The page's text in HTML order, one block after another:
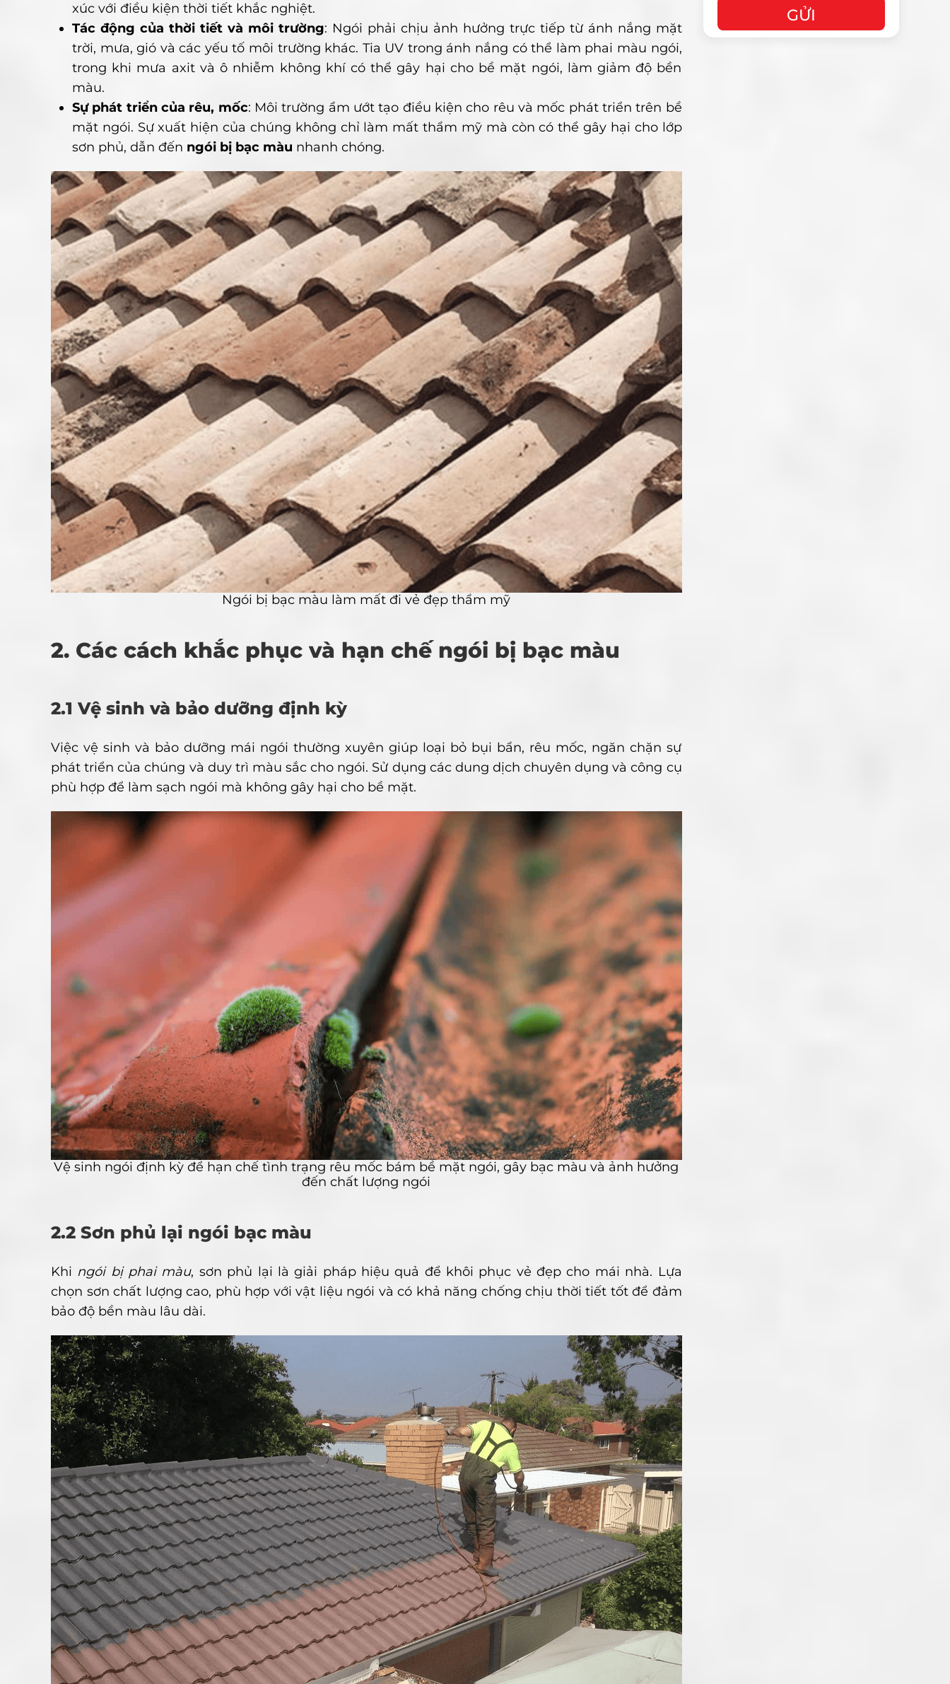
xúc với điều kiện thời tiết khắc nghiệt.
Tác động của thời tiết và môi trường: Ngói phải chịu ảnh hưởng trực tiếp từ ánh nắng mặt
trời, mưa, gió và các yếu tố môi trường khác. Tia UV trong ánh nắng có thể làm phai màu ngói,
trong khi mưa axit và ô nhiễm không khí có thể gây hại cho bề mặt ngói, làm giảm độ bền
màu.
Sự phát triển của rêu, mốc: Môi trường ẩm ướt tạo điều kiện cho rêu và mốc phát triển trên bề
mặt ngói. Sự xuất hiện của chúng không chỉ làm mất thẩm mỹ mà còn có thể gây hại cho lớp
sơn phủ, dẫn đến ngói bị bạc màu nhanh chóng.
Ngói bị bạc màu làm mất đi vẻ đẹp thẩm mỹ
2. Các cách khắc phục và hạn chế ngói bị bạc màu
2.1 Vệ sinh và bảo dưỡng định kỳ
Việc vệ sinh và bảo dưỡng mái ngói thường xuyên giúp loại bỏ bụi bẩn, rêu mốc, ngăn chặn sự
phát triển của chúng và duy trì màu sắc cho ngói. Sử dụng các dung dịch chuyên dụng và công cụ
phù hợp để làm sạch ngói mà không gây hại cho bề mặt.
Vệ sinh ngói định kỳ để hạn chế tình trạng rêu mốc bám bề mặt ngói, gây bạc màu và ảnh hưởng
đến chất lượng ngói
2.2 Sơn phủ lại ngói bạc màu
Khi ngói bị phai màu, sơn phủ lại là giải pháp hiệu quả để khôi phục vẻ đẹp cho mái nhà. Lựa
chọn sơn chất lượng cao, phù hợp với vật liệu ngói và có khả năng chống chịu thời tiết tốt để đảm
bảo độ bền màu lâu dài.